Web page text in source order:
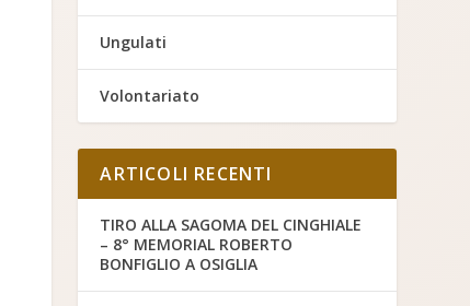
Ungulati
Volontariato
ARTICOLI RECENTI
TIRO ALLA SAGOMA DEL CINGHIALE
– 8° MEMORIAL ROBERTO
BONFIGLIO A OSIGLIA